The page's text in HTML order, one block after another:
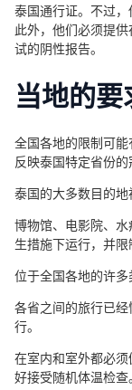
泰国通行证。不过，
此外，他们必须提供
试的阴性报告。
当地的要
全国各地的限制可
反映泰国特定省份的
泰国的大多数目的地
博物馆、电影院、
生措施下运行，并限
位于全国各地的许多
各省之间的旅行已
行。
在室内和室外都必
好接受随机体温检查